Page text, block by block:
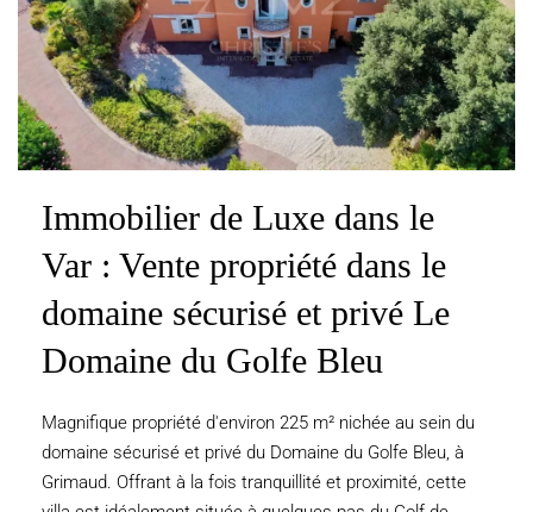
Immobilier de Luxe dans le
Var : Vente propriété dans le
domaine sécurisé et privé Le
Domaine du Golfe Bleu
Magnifique propriété d'environ 225 m² nichée au sein du
domaine sécurisé et privé du Domaine du Golfe Bleu, à
Grimaud. Offrant à la fois tranquillité et proximité, cette